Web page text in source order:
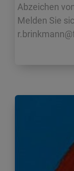
Abzeichen
Melden Sie